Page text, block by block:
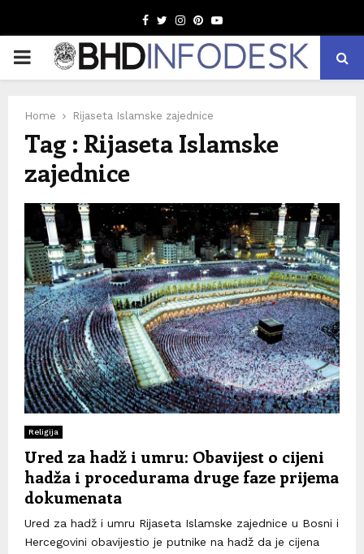
Facebook
TwitterInstagram
Pinterest
Youtube
PRIMARY
Home Rijaseta Islamske zajednice
Tag : Rijaseta Islamske
zajednice
Religija
Ured za hadž i umru: Obavijest o cijeni
hadža i procedurama druge faze prijema
dokumenata
Ured za hadž i umru Rijaseta Islamske zajednice u Bosni i
Hercegovini obavijestio je putnike na hadž da je cijena